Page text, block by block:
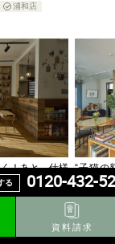
る 0120-432-
資料請求
浦和店
！あと、仕様
たです！！
“子猫の
が、皆さ
しめる
カフェ